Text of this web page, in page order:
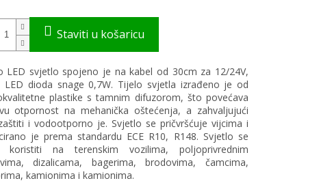
LED svjetlo spojeno je na kabel od 30cm za 12/24V,
LED dioda snage 0,7W. Tijelo svjetla izrađeno je od
plastike s tamnim difuzorom, što povećava
otpornost na mehanička oštećenja, a zahvaljujući
i vodootporno je. Svjetlo se pričvršćuje vijcima i
je prema standardu ECE R10, R148. Svjetlo se
koristiti na terenskim vozilima, poljoprivrednim
dizalicama, bagerima, brodovima, čamcima,
kamionima i kamionima.